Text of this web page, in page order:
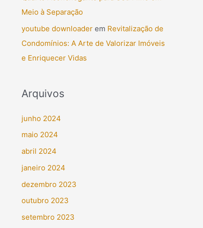
Meio à Separação
youtube downloader em Revitalização de
Condomínios: A Arte de Valorizar Imóveis
e Enriquecer Vidas
Arquivos
junho 2024
maio 2024
abril 2024
janeiro 2024
dezembro 2023
outubro 2023
setembro 2023